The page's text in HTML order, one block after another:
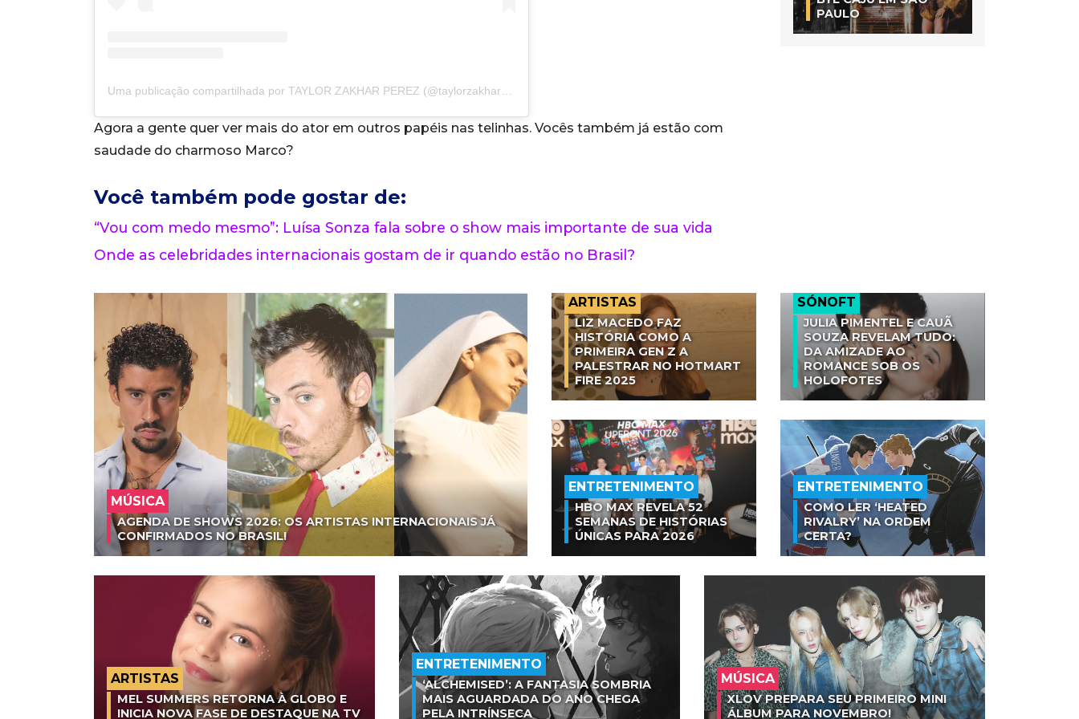
Uma publicação compartilhada por TAYLOR ZAKHAR PEREZ (@taylorzakharperez)
Agora a gente quer ver mais do ator em outros papéis nas telinhas. Vocês também já estão com
saudade do charmoso Marco?
Você também pode gostar de:
“Vou com medo mesmo”: Luísa Sonza fala sobre o show mais importante de sua vida
Onde as celebridades internacionais gostam de ir quando estão no Brasil?
PAULO
MÚSICA
AGENDA DE SHOWS 2026: OS ARTISTAS INTERNACIONAIS JÁ
CONFIRMADOS NO BRASIL!
ARTISTAS
LIZ MACEDO FAZ
HISTÓRIA COMO A
PRIMEIRA GEN Z A
PALESTRAR NO HOTMART
FIRE 2025
SÓNOFT
JULIA PIMENTEL E CAUÃ
SOUZA REVELAM TUDO:
DA AMIZADE AO
ROMANCE SOB OS
HOLOFOTES
ENTRETENIMENTO
HBO MAX REVELA 52
SEMANAS DE HISTÓRIAS
ÚNICAS PARA 2026
ENTRETENIMENTO
COMO LER ‘HEATED
RIVALRY’ NA ORDEM
CERTA?
ARTISTAS
MEL SUMMERS RETORNA À GLOBO E
INICIA NOVA FASE DE DESTAQUE NA TV
ENTRETENIMENTO
‘ALCHEMISED’: A FANTASIA SOMBRIA
MAIS AGUARDADA DO ANO CHEGA
PELA INTRÍNSECA
MÚSICA
XLOV PREPARA SEU PRIMEIRO MINI
ÁLBUM PARA NOVEMBRO!